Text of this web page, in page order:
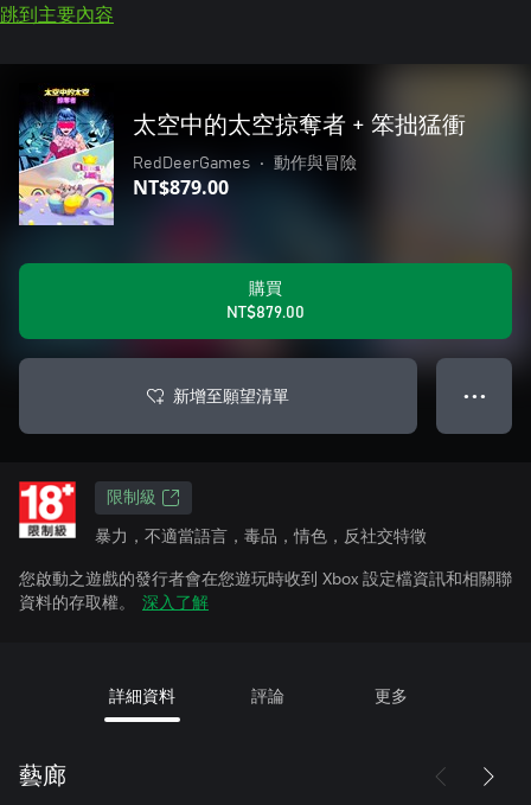
跳到主要內容
太空中的太空掠奪者 + 笨拙猛衝
RedDeerGames • 動作與冒險
NT$879.00
購買
NT$879.00
新增至願望清單 ● ● ●
限制級
暴力，不適當語言，毒品，情色，反社交特徵
您啟動之遊戲的發行者會在您遊玩時收到 Xbox 設定檔資訊和相關聯
資料的存取權。
深入了解
詳細資料 評論 更多
藝廊